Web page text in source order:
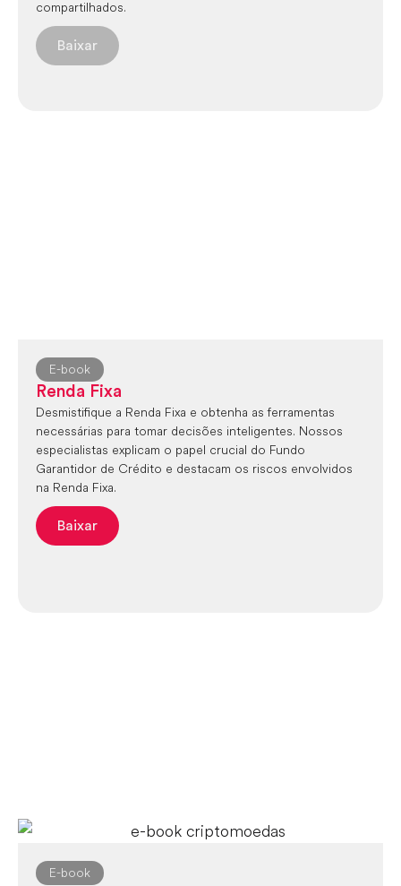
compartilhados.
Baixar
E-book
Renda Fixa
Desmistifique a Renda Fixa e obtenha as ferramentas
necessárias para tomar decisões inteligentes. Nossos
especialistas explicam o papel crucial do Fundo
Garantidor de Crédito e destacam os riscos envolvidos
na Renda Fixa.
Baixar
E-book